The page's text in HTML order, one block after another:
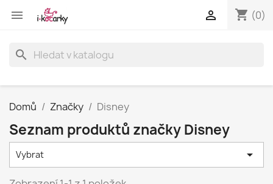
 shopping_cart (0)

search
Domů Značky Disney
Seznam produktů značky Disney
Vybrat 